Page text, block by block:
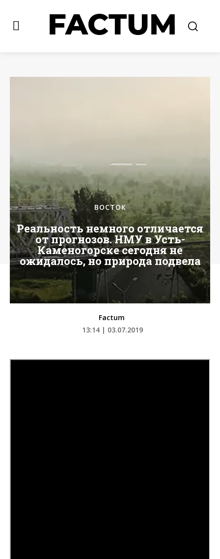
ВОСТОК
Реальность немного отличается
от прогнозов. НМУ в Усть-
Каменогорске сегодня не
ожидалось, но природа подвела
Factum
13:14 | 03.07.2019